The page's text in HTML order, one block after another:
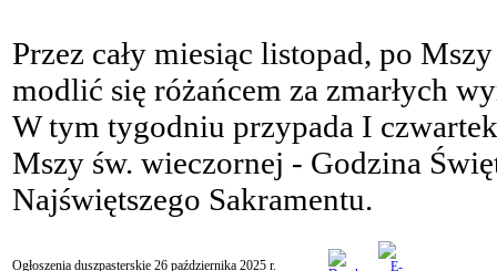
Przez cały miesiąc listopad, po
modlić się różańcem za zmarłych
W tym tygodniu przypada I
Mszy św. wieczornej - Godzina
Najświętszego Sakramentu.
Ogłoszenia duszpasterskie 26 października 2025 r.